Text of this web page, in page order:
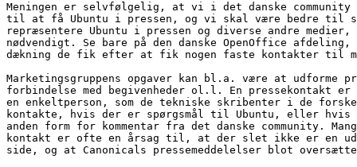
Meningen er selvfølgelig, at vi i det danske community
til at få Ubuntu i pressen, og vi skal være bedre til
repræsentere Ubuntu i pressen og diverse andre
nødvendigt. Se bare på den danske OpenOffice afdeling,
dækning de fik efter at fik nogen faste kontakter til
Marketingsgruppens opgaver kan bl.a. være at udforme
forbindelse med begivenheder ol.l. En pressekontakt er
en enkeltperson, som de tekniske skribenter i de
kontakte, hvis der er spørgsmål til Ubuntu, eller hvis
anden form for kommentar fra det danske community.
kontakt er ofte en årsag til, at der slet ikke er en
side, og at Canonicals pressemeddelelser blot